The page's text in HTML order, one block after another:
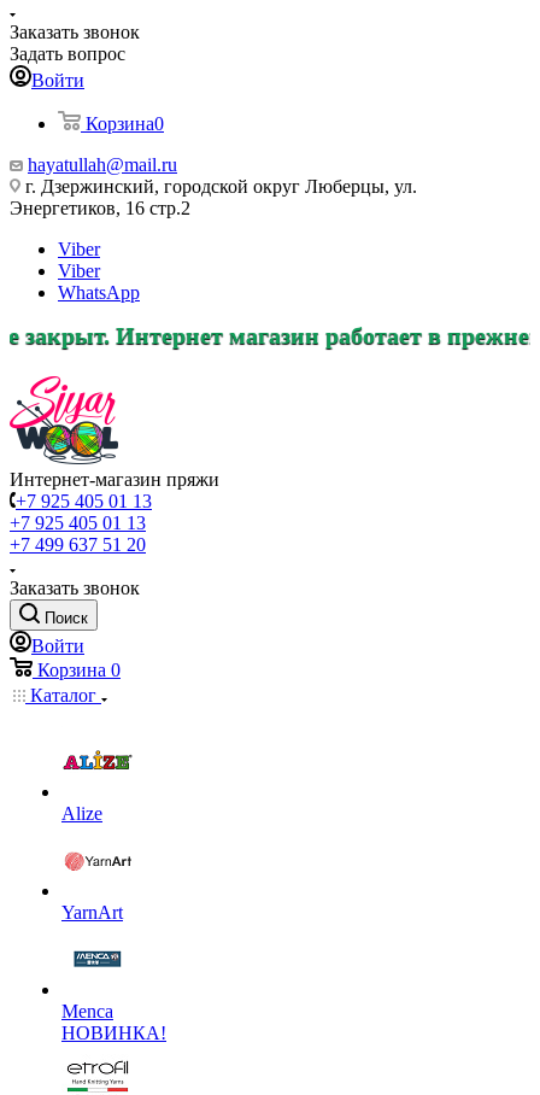
Заказать звонок
Задать вопрос
Войти
Корзина0
hayatullah@mail.ru
г. Дзержинский, городской округ Люберцы, ул.
Энергетиков, 16 стр.2
Viber
Viber
WhatsApp
магазин работает в прежнем
Интернет-магазин пряжи
+7 925 405 01 13
+7 925 405 01 13
+7 499 637 51 20
Заказать звонок
Поиск
Войти
Корзина 0
Каталог
Alize
YarnArt
Menca
НОВИНКА!